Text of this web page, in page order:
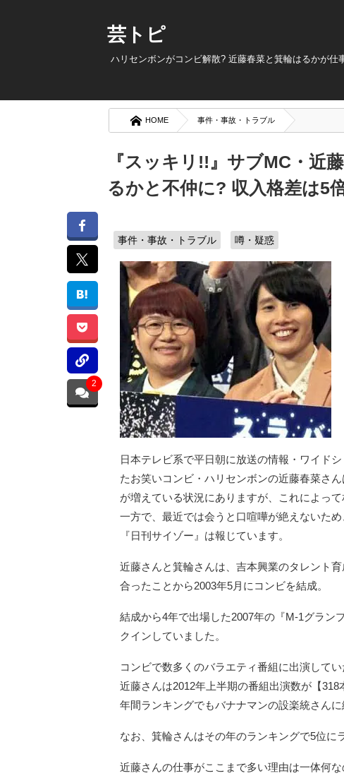
芸トピ
ハリセンボンがコンビ解散? 近藤春菜と箕輪はるかが仕
HOME 事件・事故・トラブル
『スッキリ!!』サブMC・近
るかと不仲に? 収入格差は5
事件・事故・トラブル 噂・疑惑
2
日本テレビ系で平日朝に放送の情報・ワイド
たお笑いコンビ・ハリセンボンの近藤春菜さ
が増えている状況にありますが、これによっ
一方で、最近では会うと口喧嘩が絶えないた
『日刊サイゾー』は報じています。
近藤さんと箕輪さんは、吉本興業のタレント
合ったことから2003年5月にコンビを結成。
結成から4年で出場した2007年の『M-1グラン
クインしていました。
コンビで数多くのバラエティ番組に出演して
近藤さんは2012年上半期の番組出演数が【
年間ランキングでもバナナマンの設楽統さん
なお、箕輪さんはその年のランキングで5位に
近藤さんの仕事がここまで多い理由は一体何